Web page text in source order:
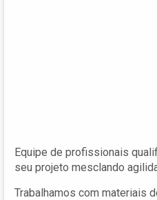
Equipe de profissionais
seu projeto mesclando
Trabalhamos com materiais